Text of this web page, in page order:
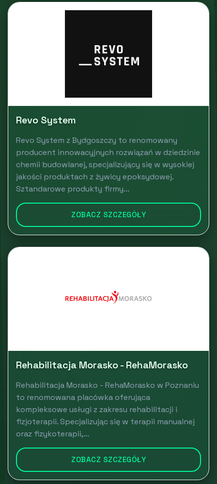
Revo System
Revo System z Bydgoszczy to renomowany
producent innowacyjnych rozwiązań w dziedzinie
chemii budowlanej, specjalizujący się w wysokiej
jakości produktach z żywicy epoksydowej.
Sztandarowe produkty firmy...
ZOBACZ SZCZEGÓŁY
Rehabilitacja Morasko - RehaMorasko
Rehabilitacja Morasko - RehaMorasko w Poznaniu
to renomowana placówka oferująca
kompleksowe usługi z zakresu rehabilitacji i
fizjoterapii. Specjalizując się w terapii manualnej
oraz fizykoterapii,...
ZOBACZ SZCZEGÓŁY